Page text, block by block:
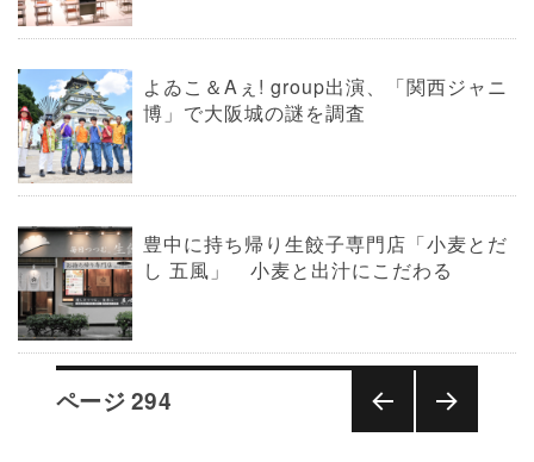
よゐこ＆Aぇ! group出演、「関西ジャニ
博」で大阪城の謎を調査
豊中に持ち帰り生餃子専門店「小麦とだ
し 五風」 小麦と出汁にこだわる
稿
ページ294